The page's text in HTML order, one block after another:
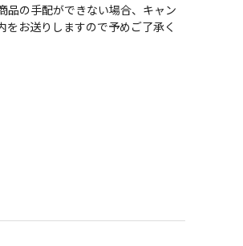
の手配ができない場合、キャン
お送りしますので予めご了承く